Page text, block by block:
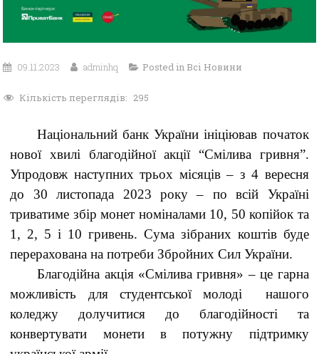
09.11.2023 adminhq Posted in Всі Новини
Кількість переглядів: 295
Національний банк України ініціював початок
нової хвилі благодійної акції “Смілива гривня”.
Упродовж наступних трьох місяців – з 4 вересня
до 30 листопада 2023 року – по всій Україні
триватиме збір монет номіналами 10, 50 копійок та
1, 2, 5 і 10 гривень. Сума зібраних коштів буде
перерахована на потреби Збройних Сил України.
Благодійна акція «Смілива гривня» – це гарна
можливість для студентської молоді нашого
коледжу долучитися до благодійності та
конвертувати монети в потужну підтримку